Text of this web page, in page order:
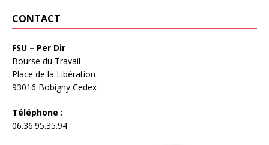
CONTACT
FSU – Per Dir
Bourse du Travail
Place de la Libération
93016 Bobigny Cedex
Téléphone :
06.36.95.35.94